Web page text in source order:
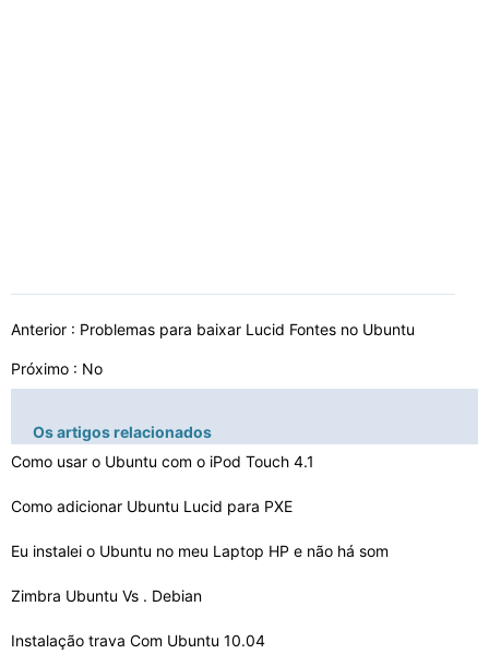
Anterior : Problemas para baixar Lucid Fontes no Ubuntu
Próximo : No
Os artigos relacionados
Como usar o Ubuntu com o iPod Touch 4.1
Como adicionar Ubuntu Lucid para PXE
Eu instalei o Ubuntu no meu Laptop HP e não há som
Zimbra Ubuntu Vs . Debian
Instalação trava Com Ubuntu 10.04